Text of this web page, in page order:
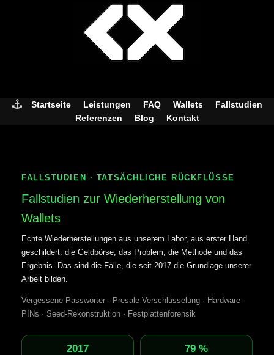
Startseite Leistungen FAQ Wallets
Fallstudien
Referenzen
Blog Kontakt
FALLSTUDIEN · TATSÄCHLICHE RÜCKFLÜSSE
Fallstudien zur Wiederherstellung von
Wallets
Echte Wiederherstellungen aus unserem Labor, aus erster Hand
geschildert: die Geldbörse, das Problem, die Methode und das
Ergebnis. Das sind die Fälle, die seit 2017 die Grundlage unserer
Arbeit bilden.
Vergessene Passwörter · Presale-Verschlüsselung · Hardware-
PINs · Seed-Rekonstruktion · Festplattenforensik
2017 79 %